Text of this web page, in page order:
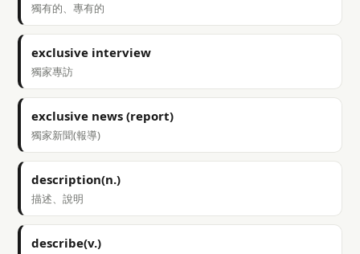
獨有的、專有的
exclusive interview
獨家專訪
exclusive news (report)
獨家新聞(報導)
description(n.)
描述、說明
describe(v.)